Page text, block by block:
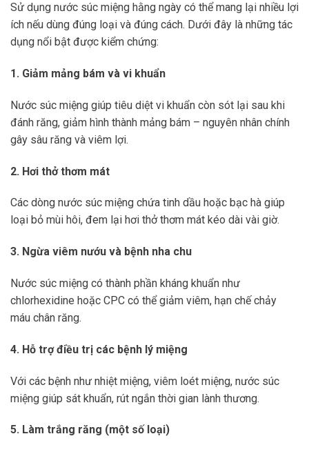
Sử dụng nước súc miệng hằng ngày có thể mang lại nhiều lợi
ích nếu dùng đúng loại và đúng cách. Dưới đây là những tác
dụng nổi bật được kiểm chứng:
1. Giảm mảng bám và vi khuẩn
Nước súc miệng giúp tiêu diệt vi khuẩn còn sót lại sau khi
đánh răng, giảm hình thành mảng bám – nguyên nhân chính
gây sâu răng và viêm lợi.
2. Hơi thở thơm mát
Các dòng nước súc miệng chứa tinh dầu hoặc bạc hà giúp
loại bỏ mùi hôi, đem lại hơi thở thơm mát kéo dài vài giờ.
3. Ngừa viêm nướu và bệnh nha chu
Nước súc miệng có thành phần kháng khuẩn như
chlorhexidine hoặc CPC có thể giảm viêm, hạn chế chảy
máu chân răng.
4. Hỗ trợ điều trị các bệnh lý miệng
Với các bệnh như nhiệt miệng, viêm loét miệng, nước súc
miệng giúp sát khuẩn, rút ngắn thời gian lành thương.
5. Làm trắng răng (một số loại)